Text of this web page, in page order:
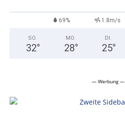
69% 1.8m/s
SO.
32°
MO.
28°
DI.
25°
— Werbung —